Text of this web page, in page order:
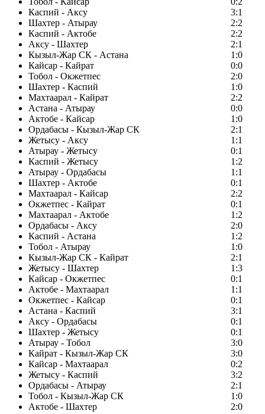
Каспий - Аксу
3:1
Шахтер - Атырау
2:2
Каспий - Актобе
2:2
Аксу - Шахтер
2:1
Кызыл-Жар СК - Астана
1:0
Кайсар - Кайрат
0:0
Тобол - Окжетпес
2:0
Шахтер - Каспий
1:0
Махтаарал - Кайрат
2:2
Астана - Атырау
0:0
Актобе - Кайсар
1:0
Ордабасы - Кызыл-Жар СК
2:1
Жетысу - Аксу
1:1
Атырау - Жетысу
0:1
Каспий - Жетысу
1:2
Атырау - Ордабасы
1:1
Шахтер - Актобе
0:1
Махтаарал - Кайсар
2:2
Окжетпес - Кайрат
0:1
Махтаарал - Актобе
1:2
Ордабасы - Аксу
2:0
Каспий - Астана
1:2
Тобол - Атырау
1:0
Кызыл-Жар СК - Кайрат
2:1
Жетысу - Шахтер
1:3
Кайсар - Окжетпес
0:1
Актобе - Махтаарал
1:1
Окжетпес - Кайсар
0:1
Астана - Каспий
3:1
Аксу - Ордабасы
0:1
Шахтер - Жетысу
0:1
Атырау - Тобол
3:0
Кайрат - Кызыл-Жар СК
3:0
Кайсар - Махтаарал
0:2
Жетысу - Каспий
3:2
Ордабасы - Атырау
2:1
Тобол - Кызыл-Жар СК
1:0
Актобе - Шахтер
2:0